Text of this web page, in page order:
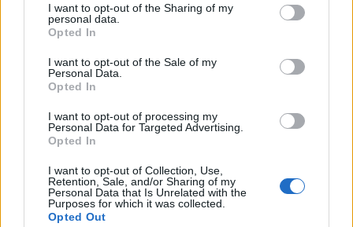
I want to opt-out of the Sharing of my
personal data.
Opted In
I want to opt-out of the Sale of my
Personal Data.
Opted In
I want to opt-out of processing my
Personal Data for Targeted Advertising.
Opted In
I want to opt-out of Collection, Use,
Retention, Sale, and/or Sharing of my
Personal Data that Is Unrelated with the
Purposes for which it was collected.
Opted Out
Artigo anterior
“Ribeirinha – Festival de
Sábado no TMG
Próximo artigo
estupefacientes